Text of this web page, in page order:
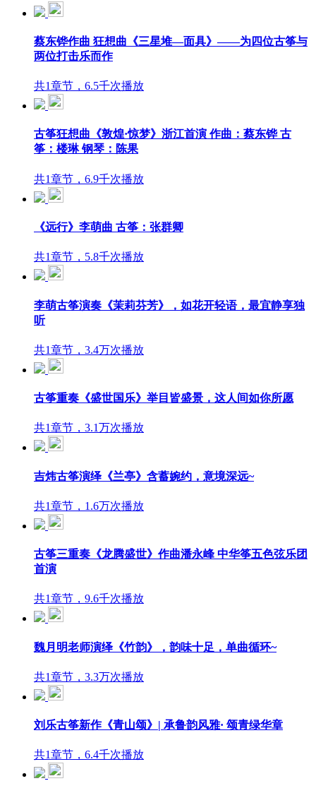
蔡东铧作曲 狂想曲《三星堆—面具》——为四位古筝与
两位打击乐而作
共1章节，6.5千次播放
古筝狂想曲《敦煌·惊梦》浙江首演 作曲：蔡东铧 古
筝：楼琳 钢琴：陈果
共1章节，6.9千次播放
《远行》李萌曲 古筝：张群卿
共1章节，5.8千次播放
李萌古筝演奏《茉莉芬芳》，如花开轻语，最宜静享独
听
共1章节，3.4万次播放
古筝重奏《盛世国乐》举目皆盛景，这人间如你所愿
共1章节，3.1万次播放
吉炜古筝演绎《兰亭》含蓄婉约，意境深远~
共1章节，1.6万次播放
古筝三重奏《龙腾盛世》作曲潘永峰 中华筝五色弦乐团
首演
共1章节，9.6千次播放
魏月明老师演绎《竹韵》，韵味十足，单曲循环~
共1章节，3.3万次播放
刘乐古筝新作《青山颂》| 承鲁韵风雅· 颂青绿华章
共1章节，6.4千次播放